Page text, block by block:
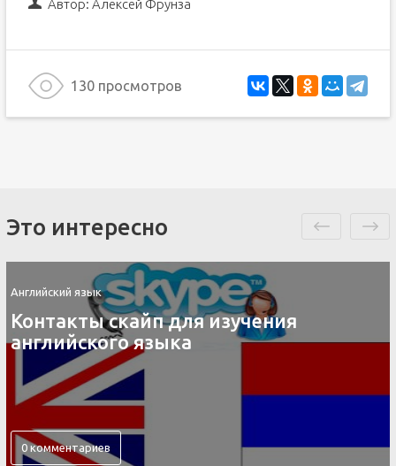
Автор: Алексей Фрунза
130 просмотров
Это интересно
Английский язык
Контакты скайп для изучения
английского языка
0 комментариев